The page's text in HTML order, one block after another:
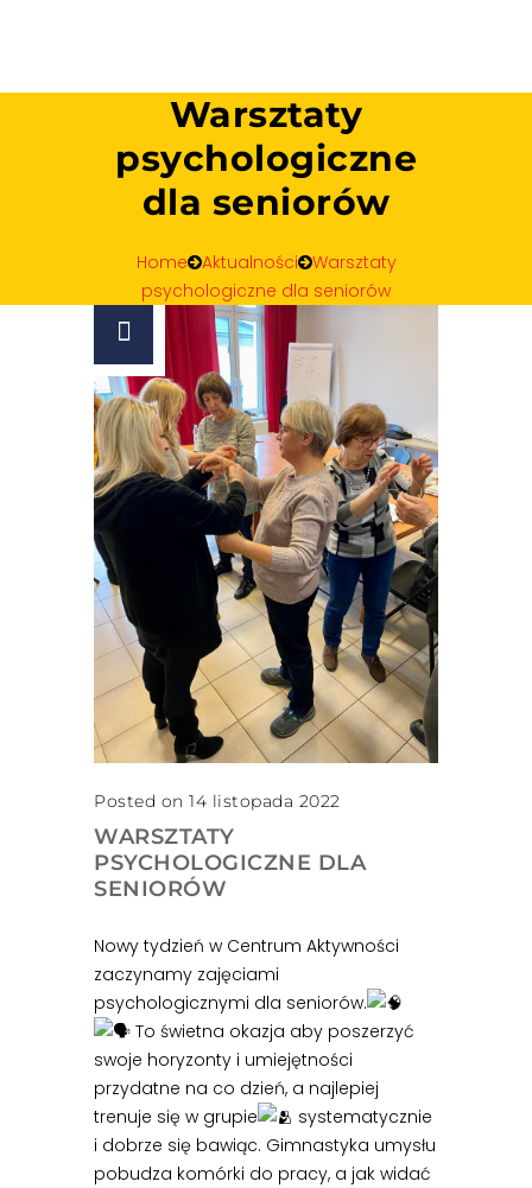
Warsztaty
psychologiczne
dla seniorów
Home Aktualności
Warsztaty
psychologiczne dla seniorów
Posted on 14 listopada 2022
WARSZTATY
PSYCHOLOGICZNE DLA
SENIORÓW
Nowy tydzień w Centrum Aktywności
zaczynamy zajęciami
psychologicznymi dla seniorów.
To świetna okazja aby poszerzyć
swoje horyzonty i umiejętności
przydatne na co dzień, a najlepiej
trenuje się w grupie
systematycznie
i dobrze się bawiąc. Gimnastyka umysłu
pobudza komórki do pracy, a jak widać